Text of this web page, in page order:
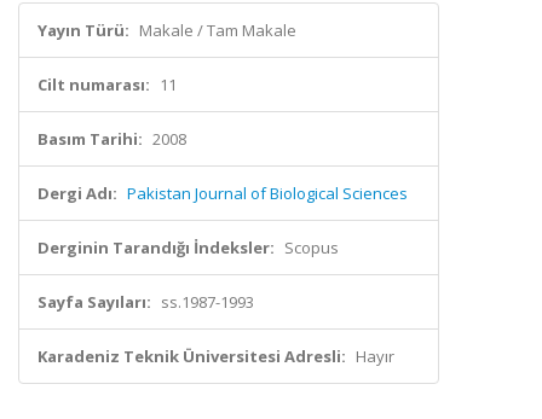
Yayın Türü: Makale / Tam Makale
Cilt numarası: 11
Basım Tarihi: 2008
Dergi Adı: Pakistan Journal of Biological Sciences
Derginin Tarandığı İndeksler: Scopus
Sayfa Sayıları: ss.1987-1993
Karadeniz Teknik Üniversitesi Adresli: Hayır